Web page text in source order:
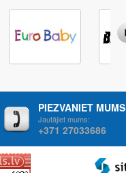
PIEZVANIET MUMS
Jautājiet mums:
+371 27033686